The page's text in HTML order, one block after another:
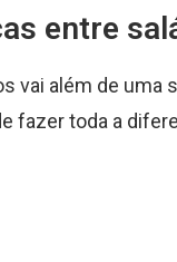
entre
vai além de uma
fazer toda a